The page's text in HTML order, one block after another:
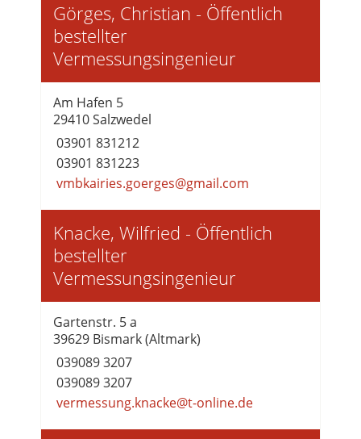
Görges, Christian - Öffentlich
bestellter
Vermessungsingenieur
Am Hafen 5
29410 Salzwedel
03901 831212
03901 831223
vmbkairies.goerges@gmail.com
Knacke, Wilfried - Öffentlich
bestellter
Vermessungsingenieur
Gartenstr. 5 a
39629 Bismark (Altmark)
039089 3207
039089 3207
vermessung.knacke@t-online.de